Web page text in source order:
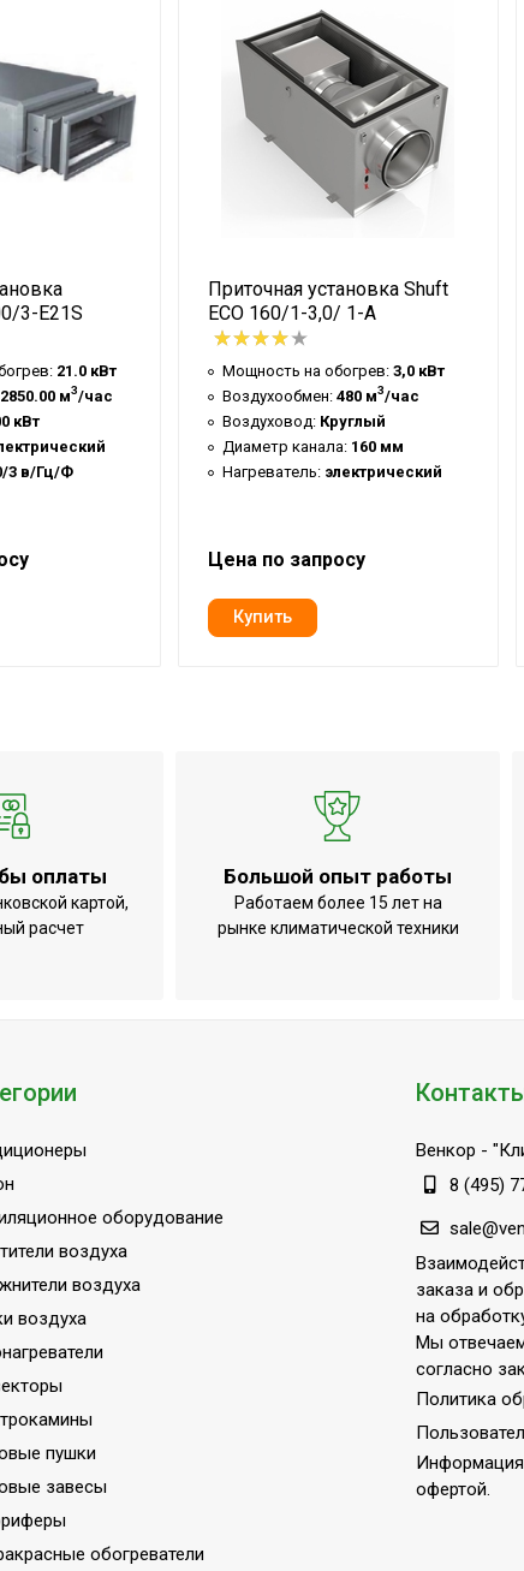
220/50/1 в/Гц/Ф
531x525x794 мм
33.00 кг
3-E21S
21.0 кВт
2850.00 м3/час
кВт
3 в/Гц/Ф
Приточная установка Shuft
ECO 160/1-3,0/ 1-A
Мощность на обогрев: 3,0 кВт
Воздухообмен: 480 м3/час
Воздуховод: Круглый
Диаметр канала: 160 мм
Нагреватель: электрический
Цена по запросу
оплаты
картой,
расчет
Большой опыт работы
Работаем более 15 лет на
рынке климатической техники
оборудование
воздуха
воздуха
воздуха
пушки
завесы
обогреватели
Венкор -
8 (495)
заказа и
на
Мы
согласно
Политика
Информация
офертой.